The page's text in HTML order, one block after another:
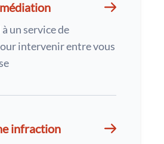
un service de
intervenir entre vous
infraction